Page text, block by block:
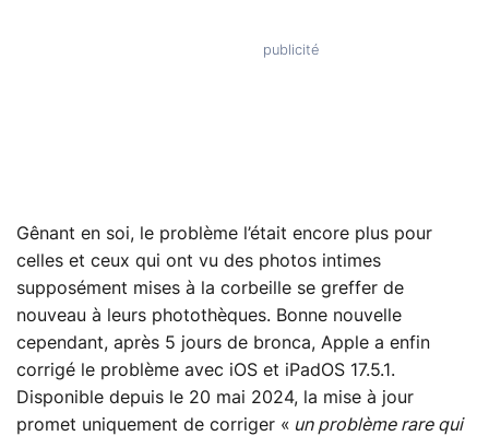
Gênant en soi, le problème l’était encore plus pour
celles et ceux qui ont vu des photos intimes
supposément mises à la corbeille se greffer de
nouveau à leurs photothèques. Bonne nouvelle
cependant, après 5 jours de bronca, Apple a enfin
corrigé le problème avec iOS et iPadOS 17.5.1.
Disponible depuis le 20 mai 2024, la mise à jour
promet uniquement de corriger « un problème rare qui